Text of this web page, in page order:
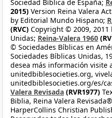
Sociedad Bíblica de España;
2015) Version Reina Valera
by Editorial Mundo Hispano;
(RVC) Copyright © 2009, 2011
Unidas; Reina-Valera 1960
© Sociedades Bíblicas en
Sociedades Bíblicas Unidas,
desea más información visite
unitedbiblesocieties.org,
unitedbiblesocieties.org/es/
Valera Revisada (RVR1977)
Biblia, Reina Valera
HarperCollins Christian